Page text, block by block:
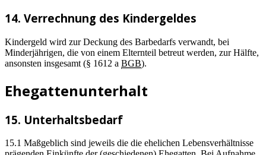
14. Verrechnung des Kindergeldes
Kindergeld wird zur Deckung des Barbedarfs verwandt, bei
Minderjährigen, die von einem Elternteil betreut werden, zur Hälfte,
ansonsten insgesamt (§ 1612 a BGB).
Ehegattenunterhalt
15. Unterhaltsbedarf
15.1 Maßgeblich sind jeweils die die ehelichen Lebensverhältnisse